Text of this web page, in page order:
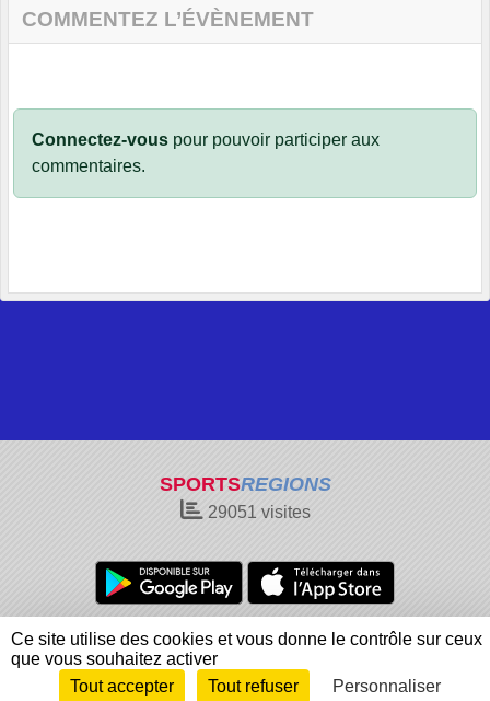
COMMENTEZ L’ÉVÈNEMENT
Connectez-vous pour pouvoir participer aux
commentaires.
SPORTSREGIONS
29051 visites
Charte cookies
Gestion des cookies
Informations légales
Signaler un contenu inapproprié
Envie de participer ?
Connexion
Ce site utilise des cookies et vous donne le contrôle sur ceux
que vous souhaitez activer
Tout accepter
Tout refuser Personnaliser